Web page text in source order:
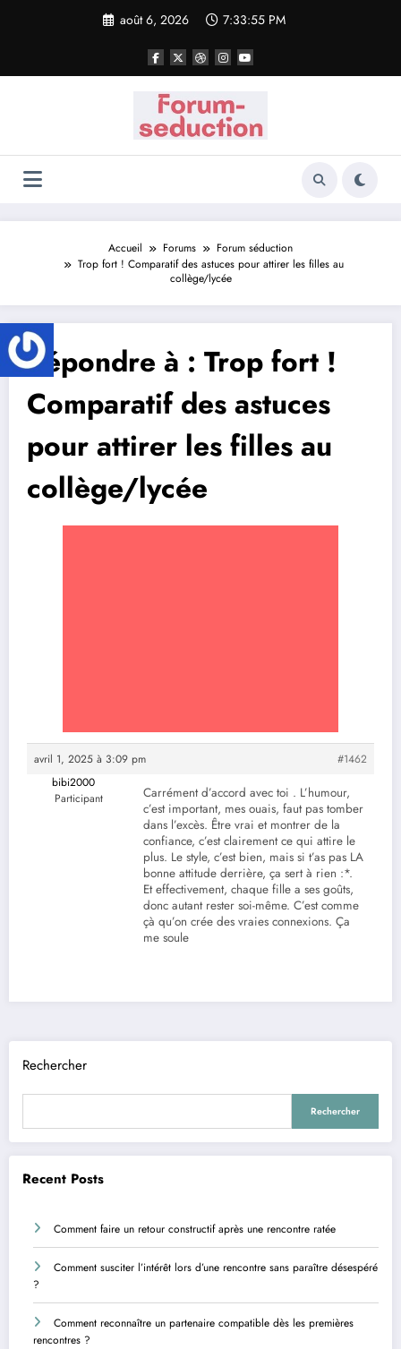
août 6, 2026 7:33:55 PM
Accueil Forums
Forum séduction
Trop fort ! Comparatif des astuces pour attirer les filles au
collège/lycée
Répondre à : Trop fort !
Comparatif des astuces
pour attirer les filles au
collège/lycée
avril 1, 2025 à 3:09 pm
#1462
bibi2000
Participant
Carrément d’accord avec toi . L’humour,
c’est important, mes ouais, faut pas tomber
dans l’excès. Être vrai et montrer de la
confiance, c’est clairement ce qui attire le
plus. Le style, c’est bien, mais si t’as pas LA
bonne attitude derrière, ça sert à rien :*.
Et effectivement, chaque fille a ses goûts,
donc autant rester soi-même. C’est comme
çà qu’on crée des vraies connexions. Ça
me soule
Rechercher
Rechercher
Recent Posts
Comment faire un retour constructif après une rencontre ratée
Comment susciter l’intérêt lors d’une rencontre sans paraître désespéré
?
Comment reconnaître un partenaire compatible dès les premières
rencontres ?